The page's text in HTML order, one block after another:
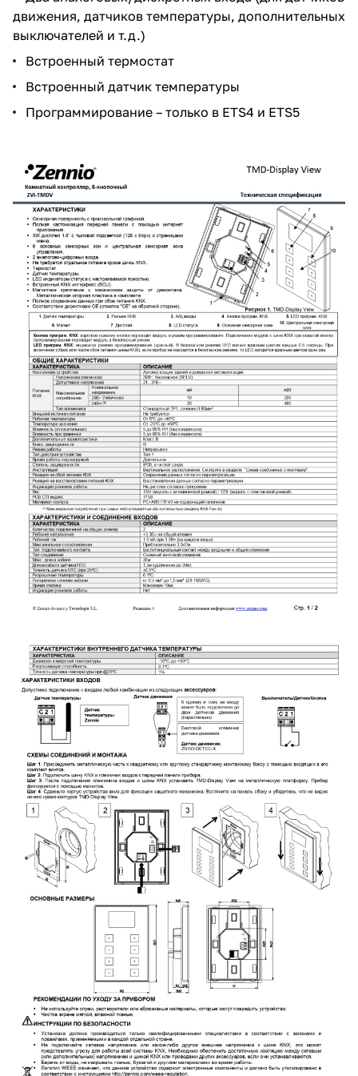
движения, датчиков температуры, дополнительных
выключателей и т.д.)
Встроенный термостат
Встроенный датчик температуры
Программирование – только в ETS4 и ETS5